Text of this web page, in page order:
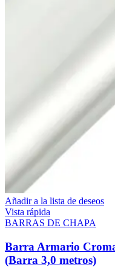
Añadir a la lista de deseos
Vista rápida
BARRAS DE CHAPA
Barra Armario
(Barra 3,0 metros)